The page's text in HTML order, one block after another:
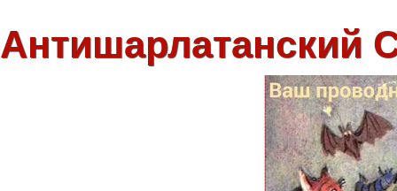
Антишарлатанский